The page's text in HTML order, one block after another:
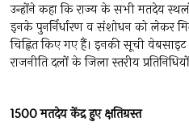
उन्होंने कहा कि राज्य के सभी मतदेय
इनके पुनर्निर्धारण व संशोधन को लेकर
चिह्नित किए गए हैं। इनकी सूची
राजनीति दलों के जिला स्तरीय
1500मतदेयकेंद्रहुएक्षतिग्रस्त